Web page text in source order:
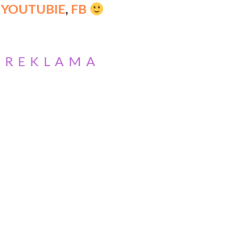
YOUTUBIE, FB
REKLAMA